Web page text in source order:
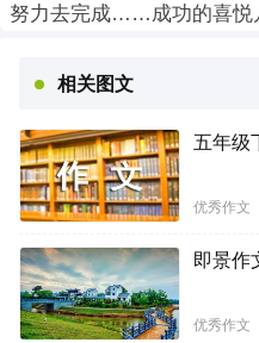
努力去完成……成功的喜
相关图文
五年级
优秀作文
即景作
优秀作文